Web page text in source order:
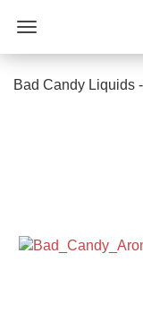
Bad Candy Liquids